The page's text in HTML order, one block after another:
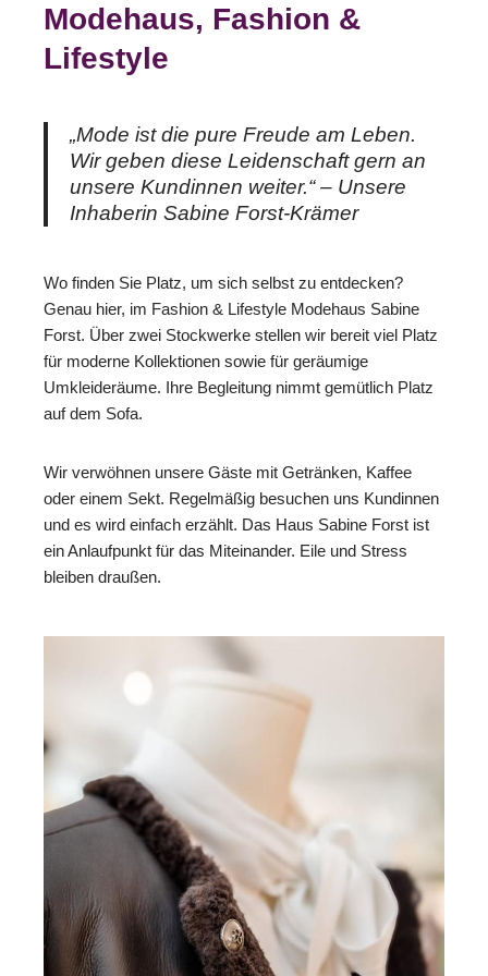
Modehaus, Fashion &
Lifestyle
„Mode ist die pure Freude am Leben.
Wir geben diese Leidenschaft gern an
unsere Kundinnen weiter.“ – Unsere
Inhaberin Sabine Forst-Krämer
Wo finden Sie Platz, um sich selbst zu entdecken?
Genau hier, im Fashion & Lifestyle Modehaus Sabine
Forst. Über zwei Stockwerke stellen wir bereit viel Platz
für moderne Kollektionen sowie für geräumige
Umkleideräume. Ihre Begleitung nimmt gemütlich Platz
auf dem Sofa.
Wir verwöhnen unsere Gäste mit Getränken, Kaffee
oder einem Sekt. Regelmäßig besuchen uns Kundinnen
und es wird einfach erzählt. Das Haus Sabine Forst ist
ein Anlaufpunkt für das Miteinander. Eile und Stress
bleiben draußen.